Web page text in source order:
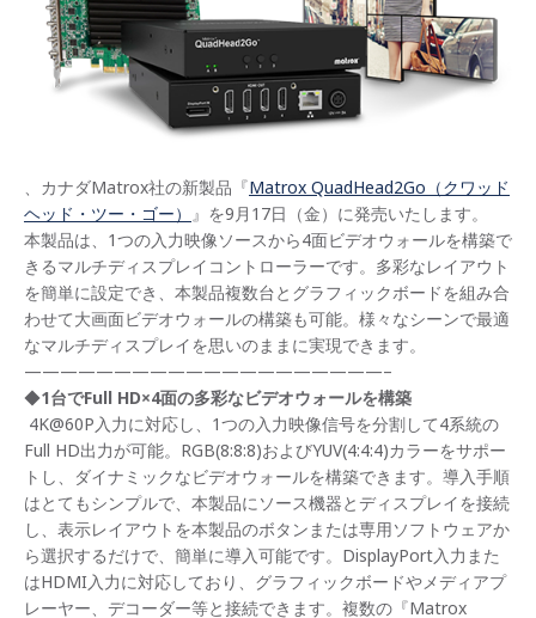
、カナダMatrox社の新製品『Matrox QuadHead2Go（クワッド
ヘッド・ツー・ゴー） 』を9月17日（金）に発売いたします。
本製品は、1つの入力映像ソースから4面ビデオウォールを構築で
きるマルチディスプレイコントローラーです。多彩なレイアウト
を簡単に設定でき、本製品複数台とグラフィックボードを組み合
わせて大画面ビデオウォールの構築も可能。様々なシーンで最適
なマルチディスプレイを思いのままに実現できます。
————————————————————–
◆1台でFull HD×4面の多彩なビデオウォールを構築
4K@60P入力に対応し、1つの入力映像信号を分割して4系統の
Full HD出力が可能。RGB(8:8:8)およびYUV(4:4:4)カラーをサポー
トし、ダイナミックなビデオウォールを構築できます。導入手順
はとてもシンプルで、本製品にソース機器とディスプレイを接続
し、表示レイアウトを本製品のボタンまたは専用ソフトウェアか
ら選択するだけで、簡単に導入可能です。DisplayPort入力また
はHDMI入力に対応しており、グラフィックボードやメディアプ
レーヤー、デコーダー等と接続できます。複数の『Matrox